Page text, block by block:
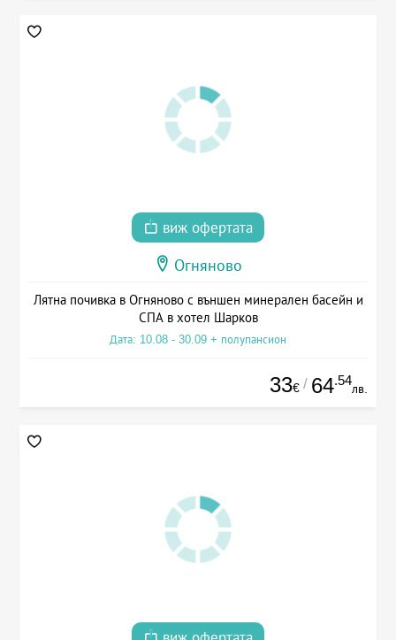
виж офертата
Огняново
Лятна почивка в Огняново с външен минерален басейн и
СПА в хотел Шарков
Дата: 10.08 - 30.09 + полупансион
33€ / 64.54
лв.